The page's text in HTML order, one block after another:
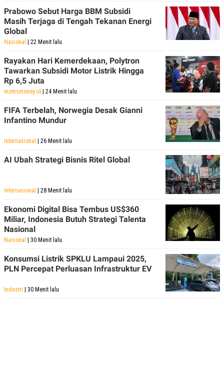
Prabowo Sebut Harga BBM Subsidi
Masih Terjaga di Tengah Tekanan Energi
Global
Nasional | 22 Menit lalu
Rayakan Hari Kemerdekaan, Polytron
Tawarkan Subsidi Motor Listrik Hingga
Rp 6,5 Juta
momsmoney.id | 24 Menit lalu
FIFA Terbelah, Norwegia Desak Gianni
Infantino Mundur
Internasional | 26 Menit lalu
AI Ubah Strategi Bisnis Ritel Global
Internasional | 28 Menit lalu
Ekonomi Digital Bisa Tembus US$360
Miliar, Indonesia Butuh Strategi Talenta
Nasional
Nasional | 30 Menit lalu
Konsumsi Listrik SPKLU Lampaui 2025,
PLN Percepat Perluasan Infrastruktur EV
Industri | 30 Menit lalu